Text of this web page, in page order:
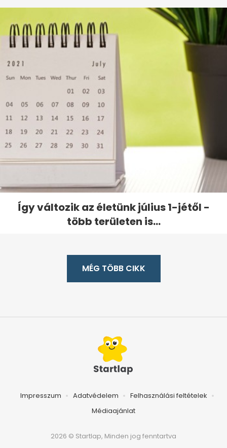
Így változik az életünk július 1-jétől -
több területen is...
MÉG TÖBB CIKK
Impresszum Adatvédelem
Felhasználási feltételek
Médiaajánlat
2026 © Startlap, Minden jog fenntartva